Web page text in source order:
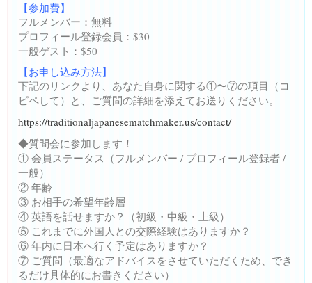
【参加費】
フルメンバー：無料
プロフィール登録会員：$30
一般ゲスト：$50
【お申し込み方法】
下記のリンクより、あなた自身に関する①〜⑦の項目（コ
ピペして）と、ご質問の詳細を添えてお送りください。
https://traditionaljapanesematchmaker.us/contact/
◆質問会に参加します！
① 会員ステータス（フルメンバー / プロフィール登録者 /
一般）
② 年齢
③ お相手の希望年齢層
④ 英語を話せますか？（初級・中級・上級）
⑤ これまでに外国人との交際経験はありますか？
⑥ 年内に日本へ行く予定はありますか？
⑦ ご質問（最適なアドバイスをさせていただくため、でき
るだけ具体的にお書きください）